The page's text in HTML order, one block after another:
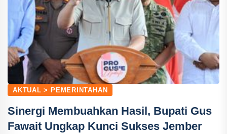
AKTUAL > PEMERINTAHAN
Sinergi Membuahkan Hasil, Bupati Gus
Fawait Ungkap Kunci Sukses Jember